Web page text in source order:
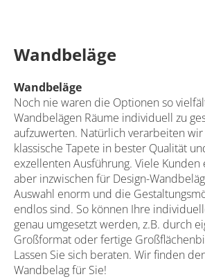
Wandbeläge
Wandbeläge
Noch nie waren die Optionen so
Wandbelägen Räume individuell zu
aufzuwerten. Natürlich verarbeiten
klassische Tapete in bester Qualität
exzellenten Ausführung. Viele
aber inzwischen für Design-
Auswahl enorm und die
endlos sind. So können Ihre
genau umgesetzt werden, z.B. durch
Großformat oder fertige
Lassen Sie sich beraten. Wir finden
Wandbelag für Sie!